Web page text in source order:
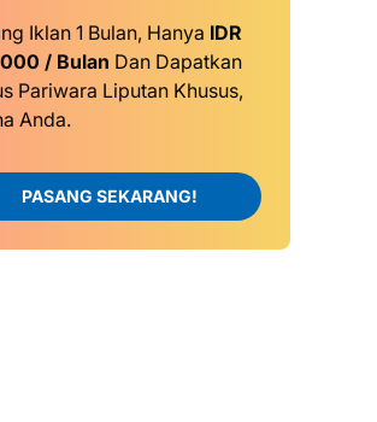
Iklan 1 Bulan, Hanya IDR
/ Bulan Dan Dapatkan
Pariwara Liputan Khusus,
Anda.
PASANG SEKARANG!